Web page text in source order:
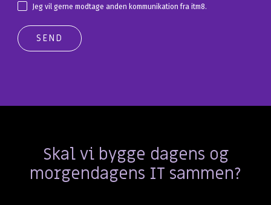
Jeg vil gerne modtage anden kommunikation fra itm8.
Skal vi bygge dagens og
morgendagens IT sammen?